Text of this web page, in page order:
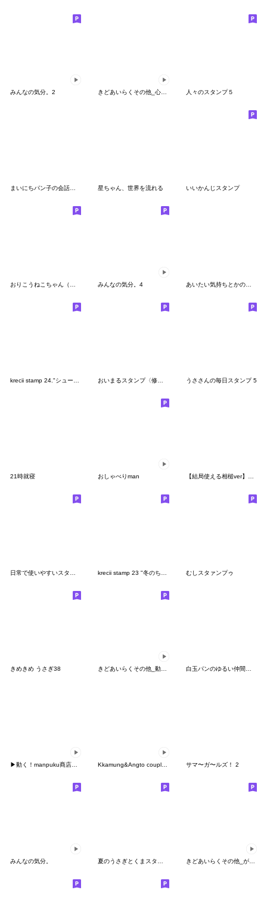
みんなの気分。2 人々のスタンプ５
まいにちパン子の会話の締めくくりスタンプ 星ちゃん、世界を流れる いいかんじスタンプ
みんなの気分。4 あいたい気持ちとかのスタンプ
うささんの毎日スタンプ 5
21時就寝 おしゃべりman 【結局使える相槌ver】着ぐるみmen⑦
むしスタァンプゥ
きめきめ うさぎ38
▶動く！manpuku商店のマイフレンズ Kkamung&Angto couple10(Kkamung ver.) サマ〜ガ〜ルズ！ 2
みんなの気分。 きどあいらくその他_がんばれ選手